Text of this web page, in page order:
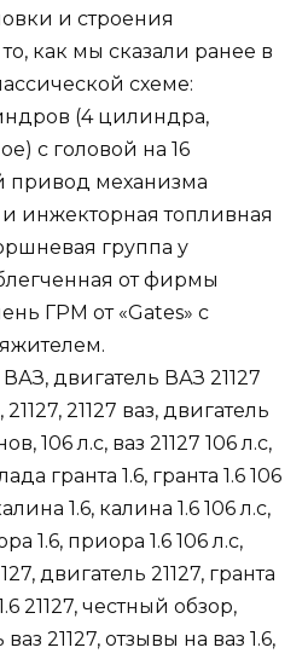
и строения
то, как мы сказали ранее в
схеме:
(4 цилиндра,
) с головой на 16
привод механизма
инжекторная топливная
группа у
от фирмы
ГРМ от «Gates» с